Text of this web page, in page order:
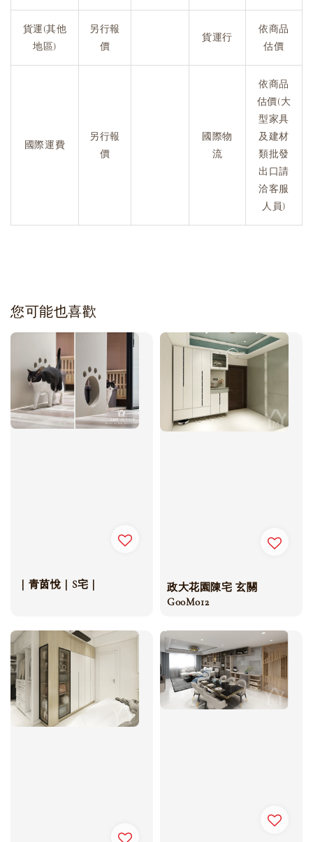
貨運(其他
地區)
另行報
價
貨運行
依商品
估價
國際運費
另行報
價
國際物
流
依商品
估價(大
型家具
及建材
類批發
出口請
洽客服
人員)
您可能也喜歡
｜青茵悅｜S宅｜
政大花園陳宅 玄關
G00M012